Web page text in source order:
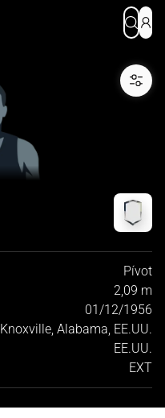
Pívot
2,09 m
01/12/1956
Knoxville, Alabama, EE.UU.
EE.UU.
EXT